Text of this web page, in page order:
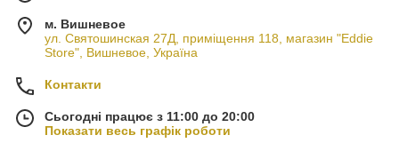
м. Вишневое
ул. Святошинская 27Д, приміщення 118, магазин "Eddie
Store", Вишневое, Україна
Контакти
Сьогодні працює з 11:00 до 20:00
Показати весь графік роботи